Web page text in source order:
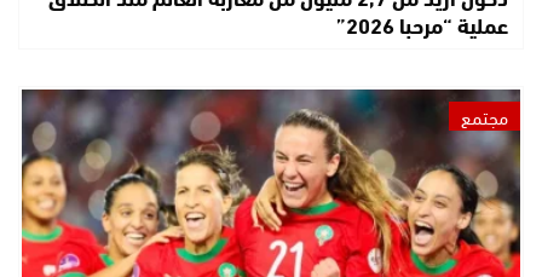
عملية “مرحبا 2026”
مجتمع